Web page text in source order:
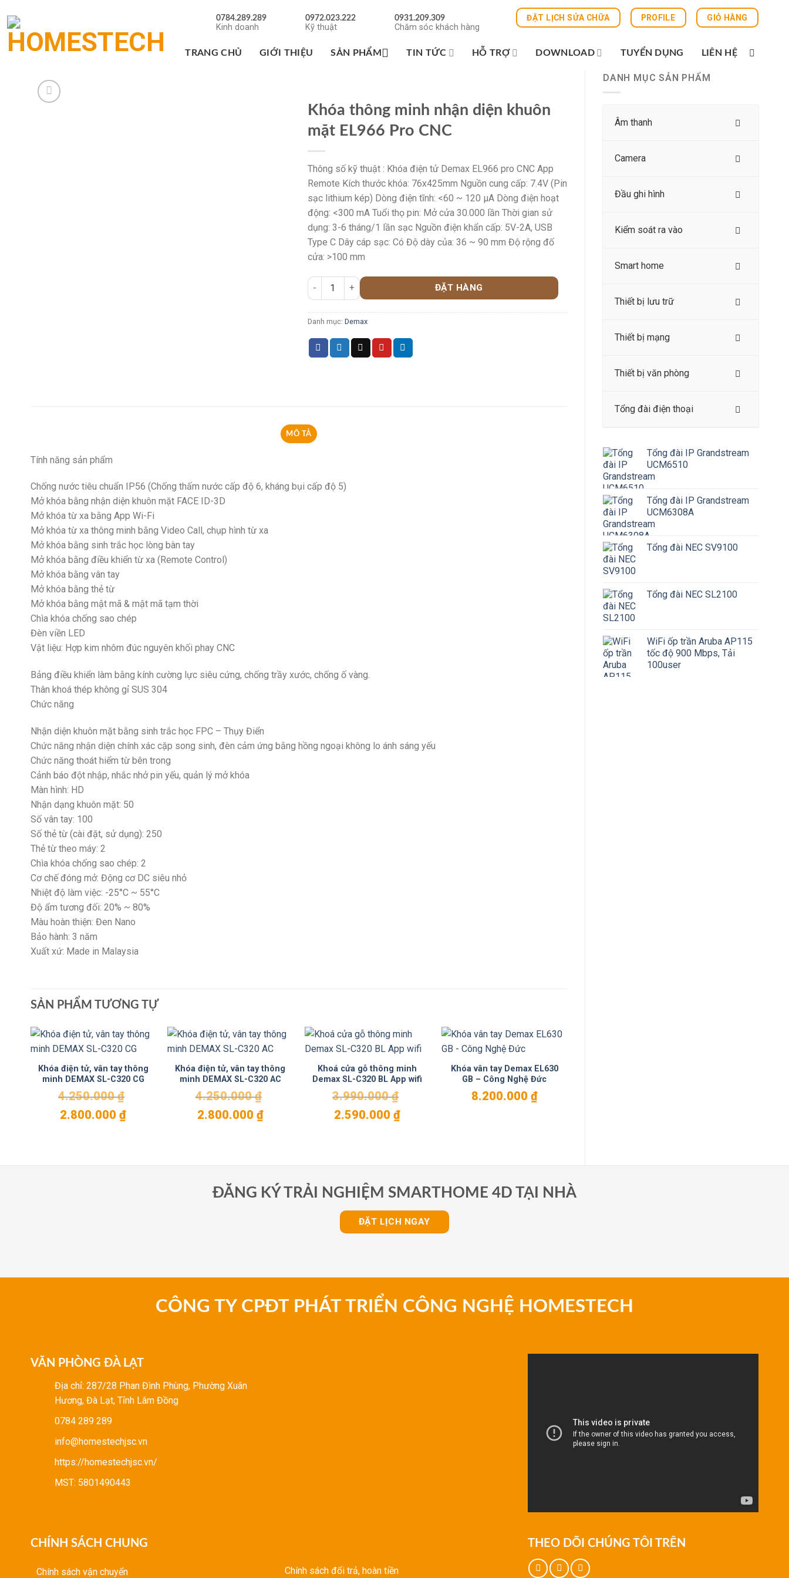
đến
nội
dung
0784.289.289
Kinh doanh
0972.023.222
Kỹ thuật
0931.209.309
Chăm sóc khách hàng
ĐẶT LỊCH SỬA CHỮA PROFILE GIỎ HÀNG
TRANG CHỦ GIỚI THIỆU SẢN PHẨM TIN TỨC HỖ TRỢ DOWNLOAD TUYỂN DỤNG LIÊN HỆ
DANH MỤC SẢN PHẨM
Âm thanh
Camera
Đầu ghi hình
Kiểm soát ra vào
Smart home
Thiết bị lưu trữ
Thiết bị mạng
Thiết bị văn phòng
Tổng đài điện thoại
Tổng đài IP Grandstream
UCM6510
Tổng đài IP Grandstream
UCM6308A
Tổng đài NEC SV9100
Tổng đài NEC SL2100
WiFi ốp trần Aruba AP115
tốc độ 900 Mbps, Tải
100user
Khóa thông minh nhận diện khuôn
mặt EL966 Pro CNC
Thông số kỹ thuật : Khóa điện tử Demax EL966 pro CNC App
Remote Kích thước khóa: 76x425mm Nguồn cung cấp: 7.4V (Pin
sạc lithium kép) Dòng điện tĩnh: <60 ~ 120 μA Dòng điện hoạt
động: <300 mA Tuổi thọ pin: Mở cửa 30.000 lần Thời gian sử
dụng: 3-6 tháng/1 lần sạc Nguồn điện khẩn cấp: 5V-2A, USB
Type C Dây cáp sạc: Có Độ dày của: 36 ~ 90 mm Độ rộng đố
cửa: >100 mm
ĐẶT HÀNG
Danh mục: Demax
MÔ TẢ
Tính năng sản phẩm
Chống nước tiêu chuẩn IP56 (Chống thấm nước cấp độ 6, kháng bụi cấp độ 5)
Mở khóa bằng nhận diện khuôn mặt FACE ID-3D
Mở khóa từ xa bằng App Wi-Fi
Mở khóa từ xa thông minh bằng Video Call, chụp hình từ xa
Mở khóa bằng sinh trắc học lòng bàn tay
Mở khóa bằng điều khiển từ xa (Remote Control)
Mở khóa bằng vân tay
Mở khóa bằng thẻ từ
Mở khóa bằng mật mã & mật mã tạm thời
Chìa khóa chống sao chép
Đèn viền LED
Vật liệu: Hợp kim nhôm đúc nguyên khối phay CNC
Bảng điều khiển làm bằng kính cường lực siêu cứng, chống trầy xước, chống ố vàng.
Thân khoá thép không gỉ SUS 304
Chức năng
Nhận diện khuôn mặt bằng sinh trắc học FPC – Thụy Điển
Chức năng nhận diện chính xác cặp song sinh, đèn cảm ứng bằng hồng ngoại không lo ánh sáng yếu
Chức năng thoát hiểm từ bên trong
Cảnh báo đột nhập, nhắc nhở pin yếu, quản lý mở khóa
Màn hình: HD
Nhận dạng khuôn mặt: 50
Số vân tay: 100
Số thẻ từ (cài đặt, sử dụng): 250
Thẻ từ theo máy: 2
Chìa khóa chống sao chép: 2
Cơ chế đóng mở: Động cơ DC siêu nhỏ
Nhiệt độ làm việc: -25°C ~ 55°C
Độ ẩm tương đối: 20% ~ 80%
Màu hoàn thiện: Đen Nano
Bảo hành: 3 năm
Xuất xứ: Made in Malaysia
SẢN PHẨM TƯƠNG TỰ
Khóa điện tử, vân tay thông
minh DEMAX SL-C320 CG
4.250.000₫
Giá
2.800.000₫Giá
Khóa điện tử, vân tay thông
minh DEMAX SL-C320 AC
4.250.000₫
Giá
2.800.000 ₫Giá
Khoá cửa gỗ thông minh
Demax SL-C320 BL App wifi
3.990.000₫
Giá
2.590.000₫Giá
Khóa vân tay Demax EL630
GB – Công Nghệ Đức
8.200.000 ₫
ĐĂNG KÝ TRẢI NGHIỆM SMARTHOME 4D TẠI NHÀ
ĐẶT LỊCH NGAY
CÔNG TY CPĐT PHÁT TRIỂN CÔNG NGHỆ HOMESTECH
VĂN PHÒNG ĐÀ LẠT
Địa chỉ: 287/28 Phan Đình Phùng, Phường Xuân
Hương, Đà Lạt, Tỉnh Lâm Đồng
0784 289 289
info@homestechjsc.vn
https://homestechjsc.vn/
MST: 5801490443
CHÍNH SÁCH CHUNG
Chính sách vận chuyển Chính sách đổi trả, hoàn tiền
THEO DÕI CHÚNG TÔI TRÊN